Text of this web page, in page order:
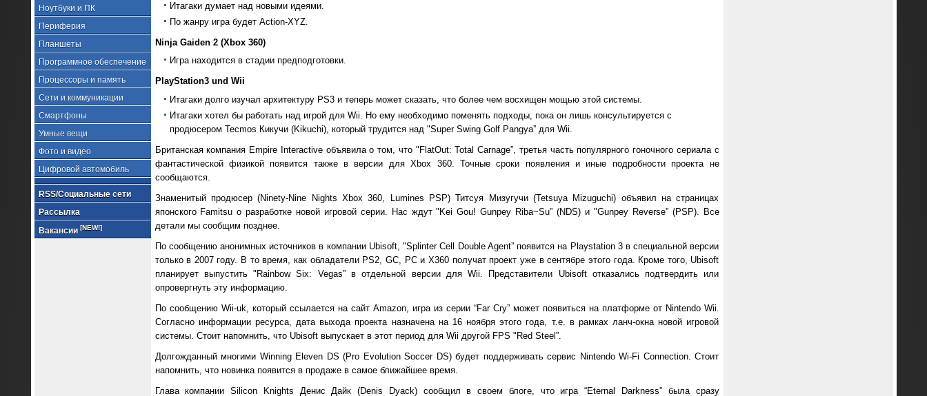
Ноутбуки и ПК
Периферия
Планшеты
Программное обеспечение
Процессоры и память
Сети и коммуникации
Смартфоны
Умные вещи
Фото и видео
Цифровой автомобиль
RSS/Социальные сети
Рассылка
Вакансии [NEW!]
Итагаки думает над новыми идеями.
По жанру игра будет Action-XYZ.
Ninja Gaiden 2 (Xbox 360)
Игра находится в стадии предподготовки.
PlayStation3 und Wii
Итагаки долго изучал архитектуру PS3 и теперь может сказать, что более чем восхищен мощью этой системы.
Итагаки хотел бы работать над игрой для Wii. Но ему необходимо поменять подходы, пока он лишь консультируется с
продюсером Tecmos Кикучи (Kikuchi), который трудится над "Super Swing Golf Pangya” для Wii.
Британская компания Empire Interactive объявила о том, что "FlatOut: Total Carnage”, третья часть популярного гоночного сериала с
фантастической физикой появится также в версии для Xbox 360. Точные сроки появления и иные подробности проекта не
сообщаются.
Знаменитый продюсер (Ninety-Nine Nights Xbox 360, Lumines PSP) Титсуя Мизугучи (Tetsuya Mizuguchi) объявил на страницах
японского Famitsu о разработке новой игровой серии. Нас ждут "Kei Gou! Gunpey Riba~Su” (NDS) и "Gunpey Reverse” (PSP). Все
детали мы сообщим позднее.
По сообщению анонимных источников в компании Ubisoft, "Splinter Cell Double Agent” появится на Playstation 3 в специальной версии
только в 2007 году. В то время, как обладатели PS2, GC, PC и X360 получат проект уже в сентябре этого года. Кроме того, Ubisoft
планирует выпустить "Rainbow Six: Vegas” в отдельной версии для Wii. Представители Ubisoft отказались подтвердить или
опровергнуть эту информацию.
По сообщению Wii-uk, который ссылается на сайт Amazon, игра из серии “Far Cry” может появиться на платформе от Nintendo Wii.
Согласно информации ресурса, дата выхода проекта назначена на 16 ноября этого года, т.е. в рамках ланч-окна новой игровой
системы. Стоит напомнить, что Ubisoft выпускает в этот период для Wii другой FPS "Red Steel”.
Долгожданный многими Winning Eleven DS (Pro Evolution Soccer DS) будет поддерживать сервис Nintendo Wi-Fi Connection. Стоит
напомнить, что новинка появится в продаже в самое ближайшее время.
Глава компании Silicon Knights Денис Дайк (Denis Dyack) сообщил в своем блоге, что игра “Eternal Darkness” была сразу